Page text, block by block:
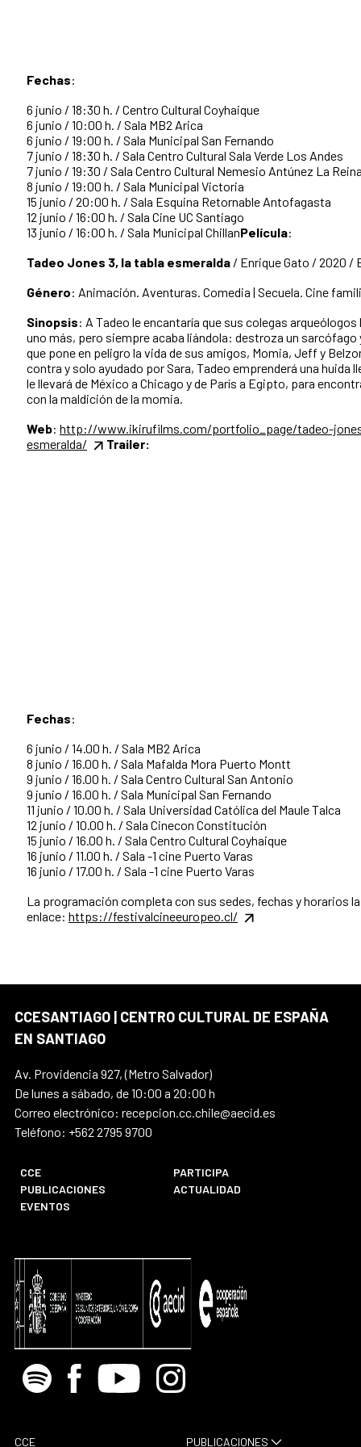
Fechas:
6 junio / 18:30 h. / Centro Cultural Coyhaique
6 junio / 10:00 h. / Sala MB2 Arica
6 junio / 19:00 h. / Sala Municipal San Fernando
7 junio / 18:30 h. / Sala Centro Cultural Sala Verde Los Andes
7 junio / 19:30 / Sala Centro Cultural Nemesio Antúnez La
8 junio / 19:00 h. / Sala Municipal Victoria
15 junio / 20:00 h. / Sala Esquina Retornable Antofagasta
12 junio / 16:00 h. / Sala Cine UC Santiago
13 junio / 16:00 h. / Sala Municipal ChillanPelícula:
Tadeo Jones 3, la tabla esmeralda / Enrique Gato / 2020 /
Género: Animación. Aventuras. Comedia | Secuela. Cine
Sinopsis: A Tadeo le encantaría que sus colegas
uno más, pero siempre acaba liándola: destroza un sarcófago
que pone en peligro la vida de sus amigos, Momia, Jeff y
contra y solo ayudado por Sara, Tadeo emprenderá una huida
le llevará de México a Chicago y de París a Egipto, para
con la maldición de la momia.
Web: http://www.ikirufilms.com/portfolio_page/tadeo-
esmeralda/
Trailer:
Fechas:
6 junio / 14.00 h. / Sala MB2 Arica
8 junio / 16.00 h. / Sala Mafalda Mora Puerto Montt
9 junio / 16.00 h. / Sala Centro Cultural San Antonio
9 junio / 16.00 h. / Sala Municipal San Fernando
11 junio / 10.00 h. / Sala Universidad Católica del Maule Talca
12 junio / 10.00 h. / Sala Cinecon Constitución
15 junio / 16.00 h. / Sala Centro Cultural Coyhaique
16 junio / 11.00 h. / Sala -1 cine Puerto Varas
16 junio / 17.00 h. / Sala -1 cine Puerto Varas
La programación completa con sus sedes, fechas y horarios
enlace: https://festivalcineeuropeo.cl/
CCESANTIAGO | CENTRO CULTURAL DE ESPAÑA
EN SANTIAGO
Av. Providencia 927, (Metro Salvador)
De lunes a sábado, de 10:00 a 20:00 h
Correo electrónico: recepcion.cc.chile@aecid.es
Teléfono: +562 2795 9700
CCE
PARTICIPA
PUBLICACIONES
ACTUALIDAD
EVENTOS
Spotify Facebook
Youtube Instagram
CCE
PUBLICACIONES